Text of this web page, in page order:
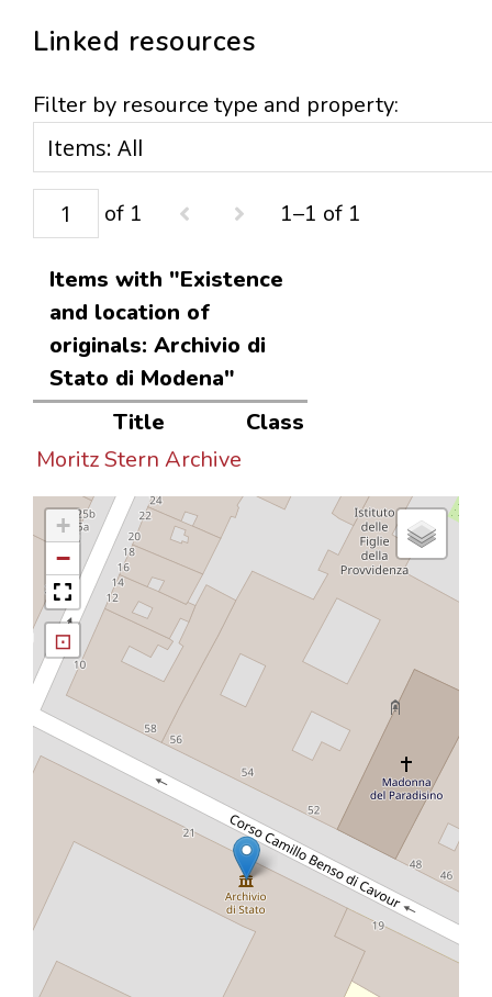
Linked resources
Filter by resource type and property:
of 1 1–1 of 1
Items with "Existence
and location of
originals: Archivio di
Stato di Modena"
Title
Class
Moritz Stern Archive
+
−
⊡